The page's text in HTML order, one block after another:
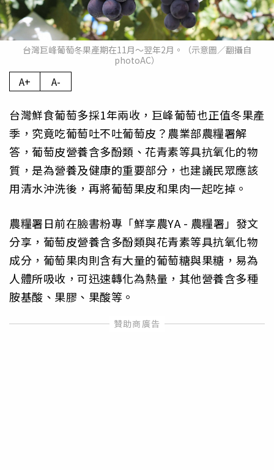
台灣巨峰葡萄冬果產期在11月～翌年2月。（示意圖／翻攝自
photoAC）
A+ A-
台灣鮮食葡萄多採1年兩收，巨峰葡萄也正值冬果產
季，究竟吃葡萄吐不吐葡萄皮？農業部農糧署解
答，葡萄皮營養含多酚類、花青素等具抗氧化的物
質，是為營養及健康的重要部分，也建議民眾應該
用清水沖洗後，再將葡萄果皮和果肉一起吃掉。
農糧署日前在臉書粉專「鮮享農YA - 農糧署」發文
分享，葡萄皮營養含多酚類與花青素等具抗氧化物
成分，葡萄果肉則含有大量的葡萄糖與果糖，易為
人體所吸收，可迅速轉化為熱量，其他營養含多種
胺基酸、果膠、果酸等。